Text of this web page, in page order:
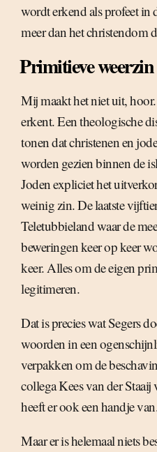
wordt erkend als profeet in
meer dan het christendom
Primitieve weerzin
Mij maakt het niet uit,
erkent. Een theologische
tonen dat christenen en
worden gezien binnen de
Joden expliciet het
weinig zin. De laatste
Teletubbieland waar de
beweringen keer op keer
keer. Alles om de eigen
legitimeren.
Dat is precies wat Segers
woorden in een
verpakken om de
collega Kees van der Staaij
heeft er ook een handje
Maar er is helemaal niets